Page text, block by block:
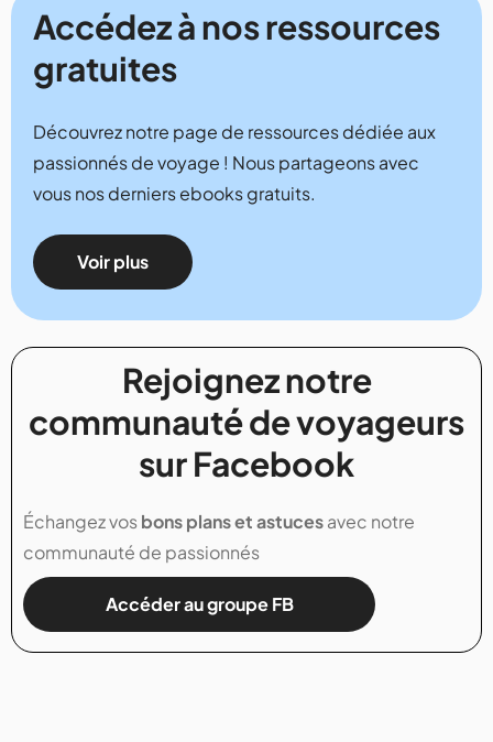
Accédez à nos ressources
gratuites
Découvrez notre page de ressources dédiée aux
passionnés de voyage ! Nous partageons avec
vous nos derniers ebooks gratuits.
Voir plus
Rejoignez notre
communauté de voyageurs
sur Facebook
Échangez vosbons plans et astucesavec notre
communauté de passionnés
Accéder au groupe FB